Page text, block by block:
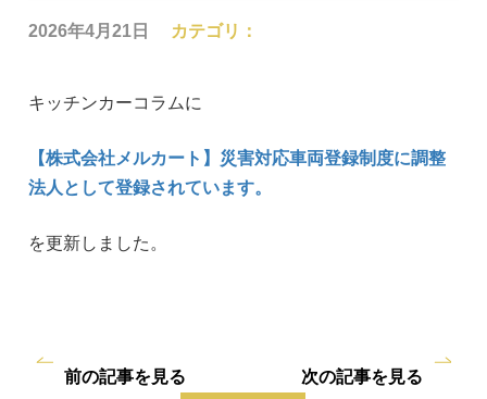
2026年4月21日 カテゴリ：
キッチンカーコラムに
【株式会社メルカート】災害対応車両登録制度に調整
法人として登録されています。
を更新しました。
前の記事を見る 次の記事を見る